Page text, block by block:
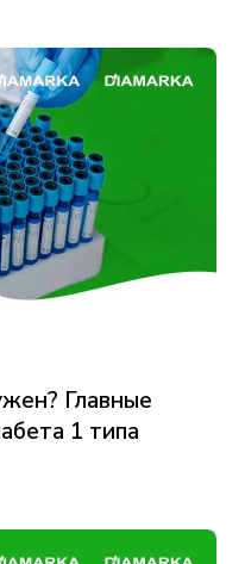
Главные
1 типа